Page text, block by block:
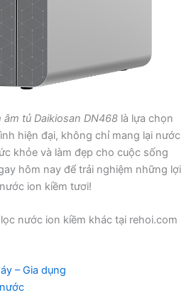
tủ Daikiosan DN468 là lựa chọn
hiện đại, không chỉ mang lại nước
khỏe và làm đẹp cho cuộc sống
hôm nay để trải nghiệm những lợi
ion kiềm tươi!
nước ion kiềm khác tại rehoi.com
– Gia dụng